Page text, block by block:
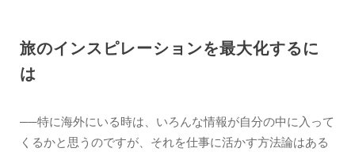
旅のインスピレーションを最大化するに
は
──特に海外にいる時は、いろんな情報が自分の中に入って
くるかと思うのですが、それを仕事に活かす方法論はある